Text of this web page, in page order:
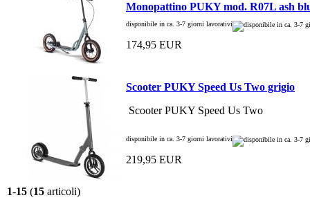
Monopattino PUKY mod. R07L ash
disponibile in ca. 3-7 giorni lavorativi
174,95 EUR
Scooter PUKY Speed Us Two grigio
Scooter PUKY Speed Us Two
disponibile in ca. 3-7 giorni lavorativi
219,95 EUR
1-15 (15 articoli)